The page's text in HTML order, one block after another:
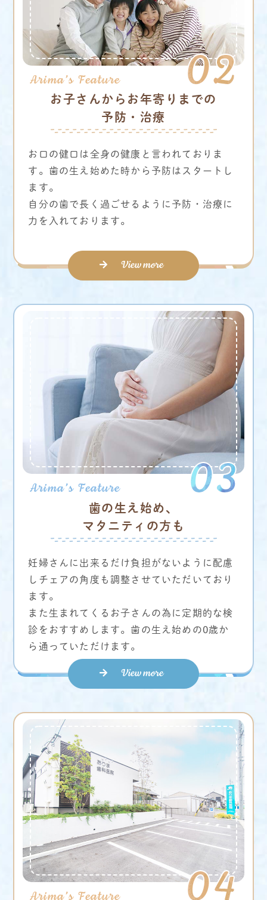
お子さんからお年寄りまでの
予防・治療
お口の健口は全身の健康と言われておりま
す。歯の生え始めた時から予防はスタートし
ます。
自分の歯で長く過ごせるように予防・治療に
力を入れております。
View more
歯の生え始め、
マタニティの方も
妊婦さんに出来るだけ負担がないように配慮
しチェアの角度も調整させていただいており
ます。
また生まれてくるお子さんの為に定期的な検
診をおすすめします。歯の生え始めの0歳か
ら通っていただけます。
View more